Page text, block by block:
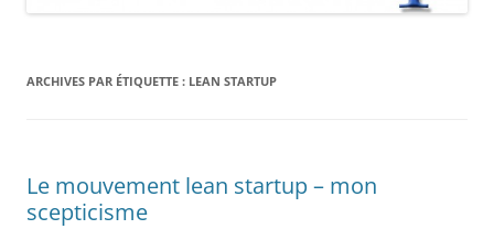
ARCHIVES PAR ÉTIQUETTE : LEAN STARTUP
Le mouvement lean startup – mon
scepticisme